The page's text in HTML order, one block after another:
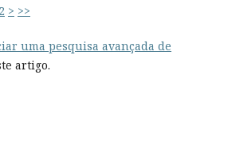
> >>
uma pesquisa avançada de
artigo.